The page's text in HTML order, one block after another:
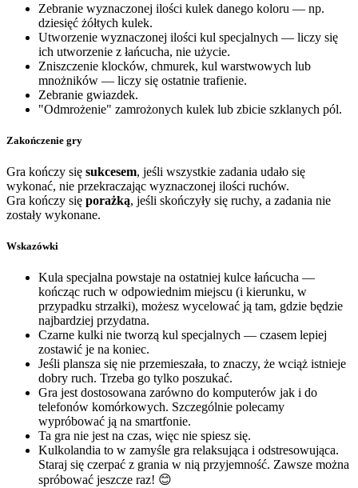
Zebranie wyznaczonej ilości kulek danego koloru — np.
dziesięć żółtych kulek.
Utworzenie wyznaczonej ilości kul specjalnych — liczy się
ich utworzenie z łańcucha, nie użycie.
Zniszczenie klocków, chmurek, kul warstwowych lub
mnożników — liczy się ostatnie trafienie.
Zebranie gwiazdek.
"Odmrożenie" zamrożonych kulek lub zbicie szklanych pól.
Zakończenie gry
Gra kończy się sukcesem, jeśli wszystkie zadania udało się
wykonać, nie przekraczając wyznaczonej ilości ruchów.
Gra kończy się porażką, jeśli skończyły się ruchy, a zadania nie
zostały wykonane.
Wskazówki
Kula specjalna powstaje na ostatniej kulce łańcucha —
kończąc ruch w odpowiednim miejscu (i kierunku, w
przypadku strzałki), możesz wycelować ją tam, gdzie będzie
najbardziej przydatna.
Czarne kulki nie tworzą kul specjalnych — czasem lepiej
zostawić je na koniec.
Jeśli plansza się nie przemieszała, to znaczy, że wciąż istnieje
dobry ruch. Trzeba go tylko poszukać.
Gra jest dostosowana zarówno do komputerów jak i do
telefonów komórkowych. Szczególnie polecamy
wypróbować ją na smartfonie.
Ta gra nie jest na czas, więc nie spiesz się.
Kulkolandia to w zamyśle gra relaksująca i odstresowująca.
Staraj się czerpać z grania w nią przyjemność. Zawsze można
spróbować jeszcze raz! 😊